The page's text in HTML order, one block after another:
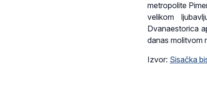
metropolite
velikom
Dvanaestorica
danas molitvom
Izvor: Sisačka